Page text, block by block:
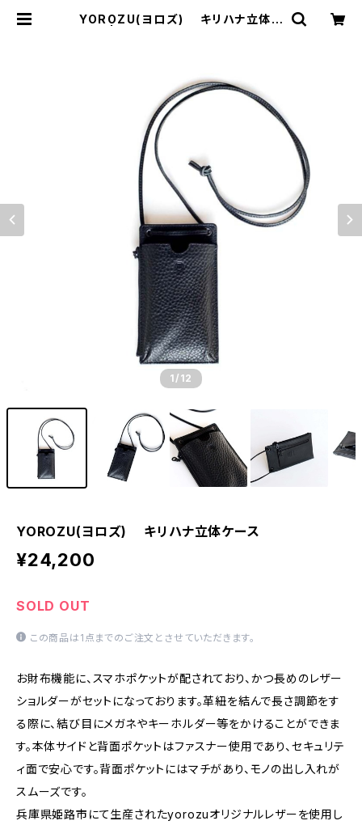
YOROZU(ヨロズ) キリハナ立体ケ
1 /12
YOROZU(ヨロズ) キリハナ立体ケース
¥24,200
SOLD OUT
この商品は1点までのご注文とさせていただきます。
お財布機能に、スマホポケットが配されており、かつ長めのレザー
ショルダーがセットになっております。革紐を結んで長さ調節をす
る際に、結び目にメガネやキーホルダー等をかけることができま
す。本体サイドと背面ポケットはファスナー使用であり、セキュリテ
ィ面で安心です。背面ポケットにはマチがあり、モノの出し入れが
スムーズです。
兵庫県姫路市にて生産されたyorozuオリジナルレザーを使用し